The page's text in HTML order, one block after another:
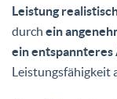
Leistung
durch ein
ein
Leistungsfähigkeit